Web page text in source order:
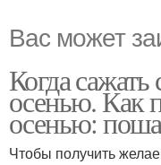
Вас может
Когда
осенью. Как
осенью:
Чтобы получить